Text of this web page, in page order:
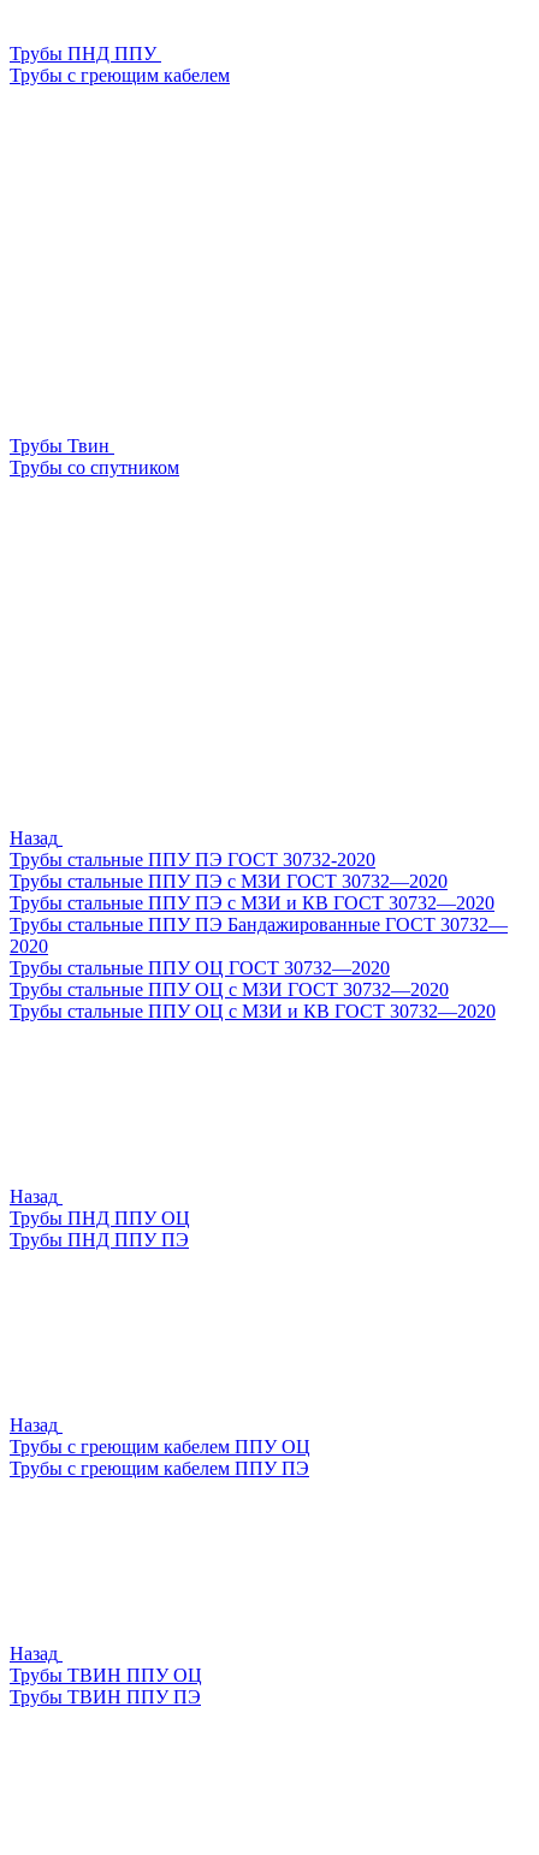
Трубы ПНД ППУ
Трубы с греющим кабелем
Трубы Твин
Трубы со спутником
Назад
Трубы стальные ППУ ПЭ ГОСТ 30732-2020
Трубы стальные ППУ ПЭ с МЗИ ГОСТ 30732—2020
Трубы стальные ППУ ПЭ с МЗИ и КВ ГОСТ 30732—2020
Трубы стальные ППУ ПЭ Бандажированные ГОСТ 30732—
2020
Трубы стальные ППУ ОЦ ГОСТ 30732—2020
Трубы стальные ППУ ОЦ с МЗИ ГОСТ 30732—2020
Трубы стальные ППУ ОЦ с МЗИ и КВ ГОСТ 30732—2020
Назад
Трубы ПНД ППУ ОЦ
Трубы ПНД ППУ ПЭ
Назад
Трубы с греющим кабелем ППУ ОЦ
Трубы с греющим кабелем ППУ ПЭ
Назад
Трубы ТВИН ППУ ОЦ
Трубы ТВИН ППУ ПЭ